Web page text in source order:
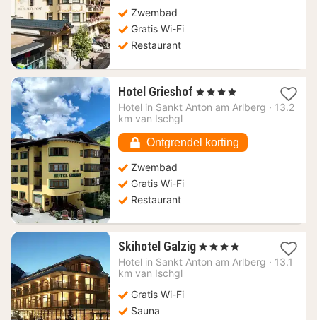
Zwembad
Gratis Wi-Fi
Restaurant
Hotel Grieshof 1
nacht
€
, 4 Sterren
Hotel in Sankt Anton am Arlberg · 13.2
km van Ischgl
Ontgrendel korting
Zwembad
Gratis Wi-Fi
Restaurant
Skihotel Galzig 1
nacht
, 4 Sterren
Hotel in Sankt Anton am Arlberg · 13.1
km van Ischgl
Gratis Wi-Fi
Sauna